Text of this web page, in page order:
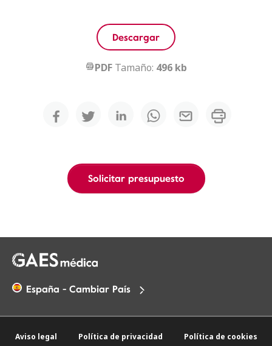
Descargar
PDF Tamaño: 496 kb
Solicitar presupuesto
España - Cambiar País
Aviso legal Política de privacidad Política de cookies